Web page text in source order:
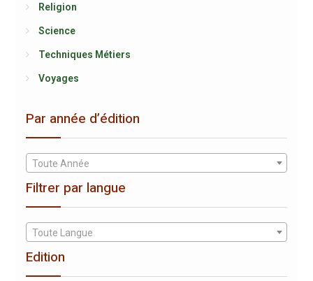
Religion
Science
Techniques Métiers
Voyages
Par année d’édition
Toute Année
Filtrer par langue
Toute Langue
Edition